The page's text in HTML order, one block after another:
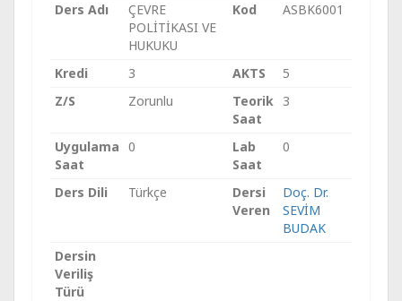
Ders Adı
ÇEVRE
POLİTİKASI VE
HUKUKU
Kod ASBK6001
Kredi 3 AKTS
5
Z/S
Zorunlu
Teorik
Saat
3
Uygulama
Saat
0
Lab
Saat
0
Ders Dili Türkçe
Dersi
Veren
Doç. Dr.
SEVİM
BUDAK
Dersin
Veriliş
Türü